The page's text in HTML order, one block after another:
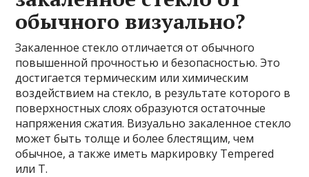
обычного визуально?
Закаленное стекло отличается от обычного
повышенной прочностью и безопасностью. Это
достигается термическим или химическим
воздействием на стекло, в результате которого в
поверхностных слоях образуются остаточные
напряжения сжатия. Визуально закаленное стекло
может быть толще и более блестящим, чем
обычное, а также иметь маркировку Tempered
или T.